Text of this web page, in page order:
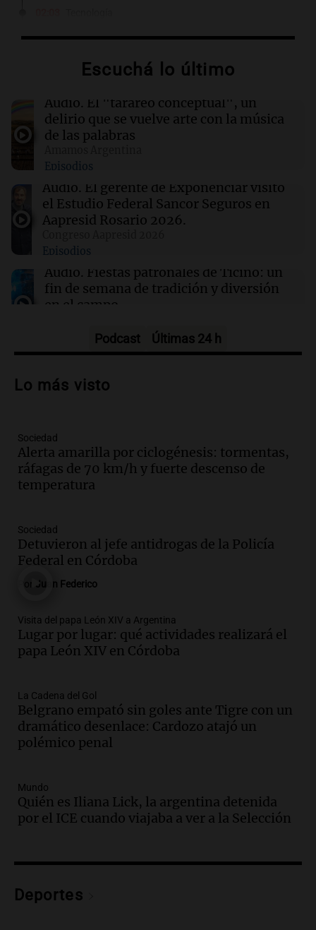
como CFO en su startup de robótica Atoms
Independiente y Atlético Tucumán se
enfrentan en octavos de la Copa Argentina:
horarios y TV
01:54 Mundo
Fallecen dos soldados israelíes en Líbano,
marcando el primer incidente mortal desde
junio
01:37 Mundo
Trump señala a Canadá por incendios
forestales, pero los científicos advierten sobre
el cambio climático
Escuchá lo último
Audio. El "tarareo conceptual", un
delirio que se vuelve arte con la música
de las palabras
Episodios
Audio. El gerente de Exponenciar visitó
el Estudio Federal Sancor Seguros en
Aapresid Rosario 2026.
Episodios
Audio. Fiestas patronales de Ticino: un
fin de semana de tradición y diversión
en el campo
Audio.Preparativos para la feria en La
de apertura
Audio.
lluvias, senadores manifiestan
oposición a ley de tierras
Panorama Federal
Audio.
centro de esquí Penitentes Park tras
siete años de cierre por falta de nieve
Episodios
Audio.Madres en Rosario piden por la
ley Joaquín.
Viva la Radio Rosario
Audio. Juan Pedro Colombo, rematador
de hacienda: “Las tecnologías no
reemplazan el contacto con la gente”
La Argentina, hoy
Audio.
un pozo de 17 metros en Nueva Córdoba
Panorama Federal
Audio.Lanzamiento del Tigo 7 CSH: el
al mercado argentino
Podcast Últimas 24 h
Lo más visto
Sociedad
Alerta amarilla por ciclogénesis: tormentas,
ráfagas de 70 km/h y fuerte descenso de
temperatura
Sociedad
Detuvieron al jefe antidrogas de la Policía
Federal en Córdoba
Juan Federico
Visita del papa León XIV a Argentina
Lugar por lugar: qué actividades realizará el
papa León XIV en Córdoba
La Cadena del Gol
Belgrano empató sin goles ante Tigre con un
dramático desenlace: Cardozo atajó un
polémico penal
Mundo
Quién es Iliana Lick, la argentina detenida
por el ICE cuando viajaba a ver a la Selección
Deportes